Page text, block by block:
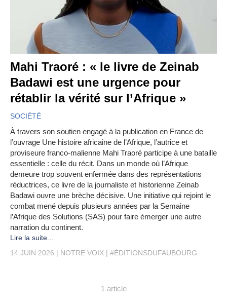
Mahi Traoré : « le livre de Zeinab
Badawi est une urgence pour
rétablir la vérité sur l’Afrique »
SOCIÉTÉ
À travers son soutien engagé à la publication en France de
l’ouvrage Une histoire africaine de l’Afrique, l’autrice et
proviseure franco-malienne Mahi Traoré participe à une bataille
essentielle : celle du récit. Dans un monde où l’Afrique
demeure trop souvent enfermée dans des représentations
réductrices, ce livre de la journaliste et historienne Zeinab
Badawi ouvre une brèche décisive. Une initiative qui rejoint le
combat mené depuis plusieurs années par la Semaine
l’Afrique des Solutions (SAS) pour faire émerger une autre
narration du continent.
Lire la suite...
14 JUIN 2026
NOTRE VOIX #ÉDITIONSDUFAUBOURG
1 article